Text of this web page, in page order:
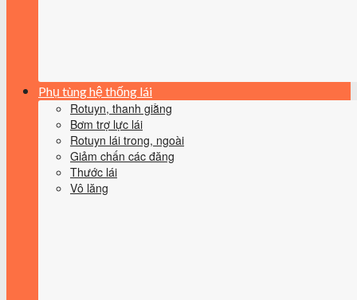
Phụ tùng hệ thống lái
Rotuyn, thanh giằng
Bơm trợ lực lái
Rotuyn lái trong, ngoài
Giảm chấn các đăng
Thước lái
Vô lăng